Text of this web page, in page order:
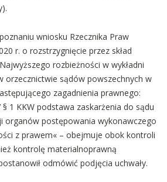
wniosku Rzecznika Praw
r. o rozstrzygnięcie przez skład
rozbieżności w wykładni
orzecznictwie sądów powszechnych w
zagadnienia prawnego:
1 KKW podstawa zaskarżenia do sądu
organów postępowania wykonawczego
z prawem« – obejmuje obok kontroli
kontrolę materialnoprawną
odmówić podjęcia uchwały.